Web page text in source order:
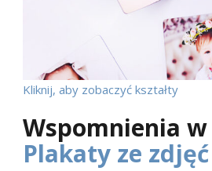
Kliknij, aby zobaczyć kształty
Wspomnienia
Plakaty ze zdjęć